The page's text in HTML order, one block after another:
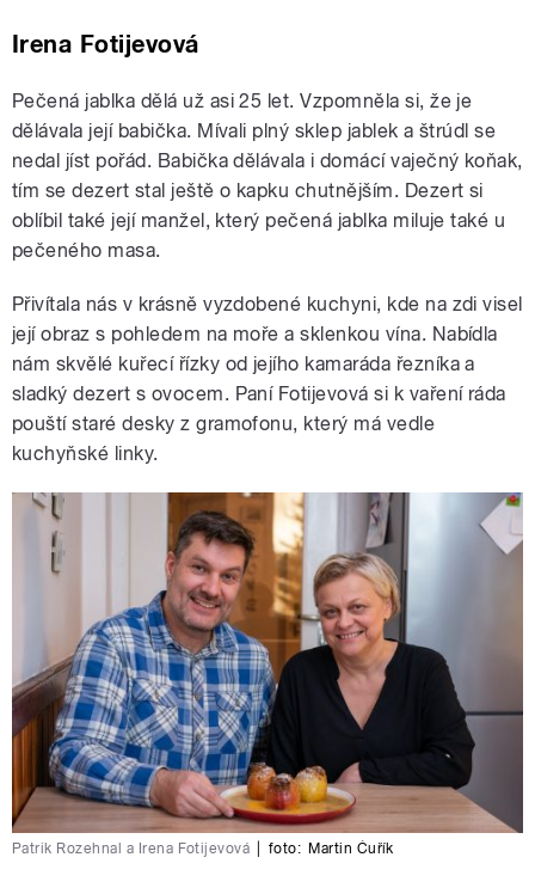
Irena Fotijevová
Pečená jablka dělá už asi 25 let. Vzpomněla si, že je
dělávala její babička. Mívali plný sklep jablek a štrúdl se
nedal jíst pořád. Babička dělávala i domácí vaječný koňak,
tím se dezert stal ještě o kapku chutnějším. Dezert si
oblíbil také její manžel, který pečená jablka miluje také u
pečeného masa.
Přivítala nás v krásně vyzdobené kuchyni, kde na zdi visel
její obraz s pohledem na moře a sklenkou vína. Nabídla
nám skvělé kuřecí řízky od jejího kamaráda řezníka a
sladký dezert s ovocem. Paní Fotijevová si k vaření ráda
pouští staré desky z gramofonu, který má vedle
kuchyňské linky.
Patrik Rozehnal a Irena Fotijevová foto: Martin Čuřík